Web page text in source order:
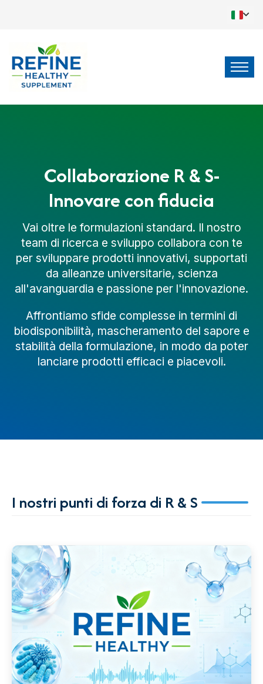
Collaborazione R & S-
Innovare con fiducia
Vai oltre le formulazioni standard. Il nostro
team di ricerca e sviluppo collabora con te
per sviluppare prodotti innovativi, supportati
da alleanze universitarie, scienza
all'avanguardia e passione per l'innovazione.
Affrontiamo sfide complesse in termini di
biodisponibilità, mascheramento del sapore e
stabilità della formulazione, in modo da poter
lanciare prodotti efficaci e piacevoli.
I nostri punti di forza di R & S